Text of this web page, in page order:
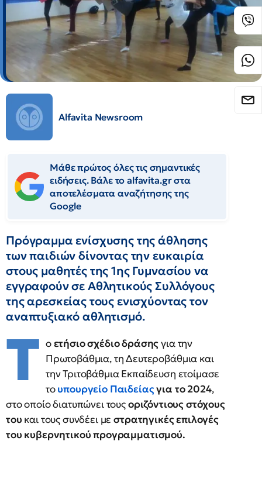
Alfavita Newsroom
Μάθε πρώτος όλες τις σημαντικές
ειδήσεις. Βάλε το alfavita.gr στα
αποτελέσματα αναζήτησης της
Google
Πρόγραμμα ενίσχυσης της άθλησης
των παιδιών δίνοντας την ευκαιρία
στους μαθητές της 1ης Γυμνασίου να
εγγραφούν σε Αθλητικούς Συλλόγους
της αρεσκείας τους ενισχύοντας τον
αναπτυξιακό αθλητισμό.
Τ οετήσιο σχέδιο δράσηςγια την
Πρωτοβάθμια, τη Δευτεροβάθμια και
την Τριτοβάθμια Εκπαίδευση ετοίμασε
τουπουργείο Παιδείαςγια το 2024,
στο οποίο διατυπώνει τουςοριζόντιους στόχους
του και τους συνδέει μεστρατηγικές επιλογές
του κυβερνητικού προγραμματισμού.